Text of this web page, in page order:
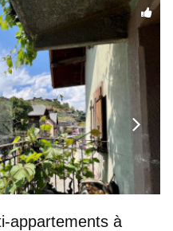
appartements à